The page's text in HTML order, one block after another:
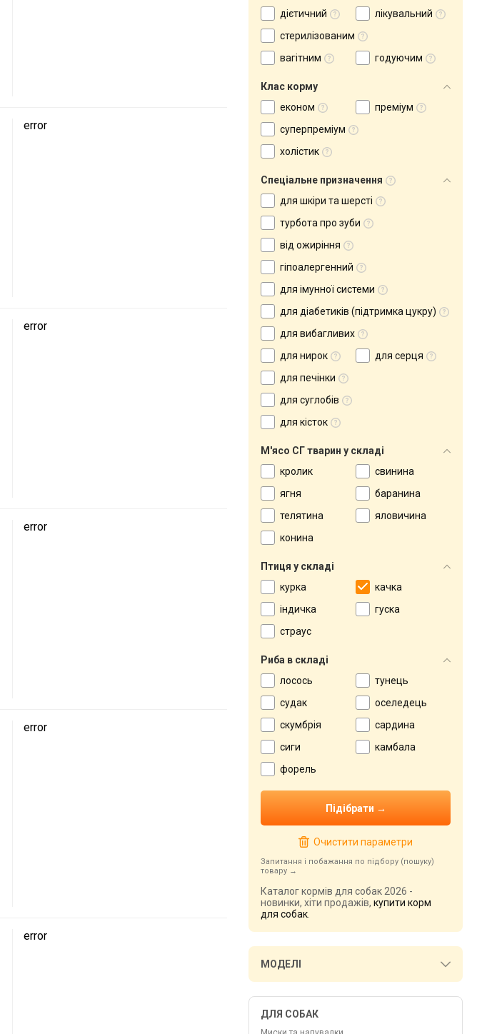
error
error
error
error
error
дієтичний
лікувальний
стерилізованим
вагітним
годуючим
Клас корму
економ
преміум
суперпреміум
холістик
Спеціальне призначення
для шкіри та шерсті
турбота про зуби
від ожиріння
гіпоалергенний
для імунної системи
для діабетиків (підтримка цукру)
для вибагливих
для нирок
для серця
для печінки
для суглобів
для кісток
М'ясо СГ тварин у складі
кролик
свинина
ягня
баранина
телятина
яловичина
конина
Птиця у складі
курка
качка
індичка
гуска
страус
Риба в складі
лосось
тунець
судак
оселедець
скумбрія
сардина
сиги
камбала
форель
Очистити параметри
Запитання і побажання по підбору (пошуку)
товару
Каталог кормів для собак 2026 -
новинки, хіти продажів, купити корм
для собак
МОДЕЛІ
ДЛЯ СОБАК